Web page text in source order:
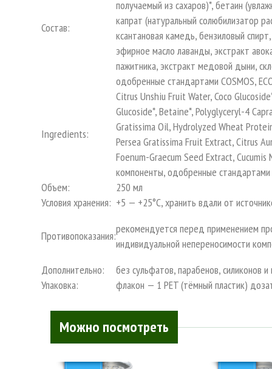
Состав:
получаемый из сахаров)*, бетаин
капрат (натуральный солюбилизатор
ксантановая камедь, бензиловый
эфирное масло лаванды, экстракт
пажитника, экстракт медовой дыни,
одобренные стандартами COSMOS,
Ingredients:
Citrus Unshiu Fruit Water, Coco
Glucoside*, Betaine*, Polyglyceryl-4
Gratissima Oil, Hydrolyzed Wheat
Persea Gratissima Fruit Extract, Citrus
Foenum-Graecum Seed Extract,
компоненты, одобренные стандартами
Объем:
250 мл
Условия хранения: +5 — +25°С, хранить вдали от
Противопоказания:
рекомендуется перед применением
индивидуальной непереносимости
Дополнительно:
без сульфатов, парабенов, силиконов и
Упаковка:
флакон — 1 PET (тёмный пластик)
Можно посмотреть